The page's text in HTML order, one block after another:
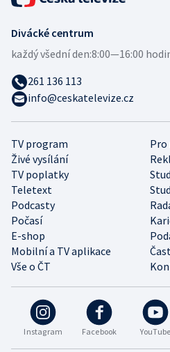
Instagram Facebook YouTube
TV program
Pro
Živé vysílání
TV poplatky
Teletext
Podcasty
Počasí
E-shop
Mobilní a TV aplikace
Vše o ČT
Divácké centrum
každý všední den:8:00—16:00
261 136 113
info@ceskatelevize.cz